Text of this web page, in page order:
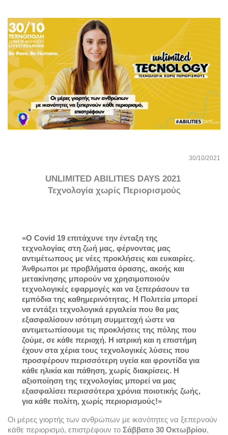
30/10/2021
UNLIMITED ABILITIES DAYS 2021
Τεχνολογία χωρίς Περιορισμούς
«Ο Covid 19 επιτάχυνε την ένταξη της
τεχνολογίας στη ζωή μας, φέρνοντας μας
αντιμέτωπους με νέες προκλήσεις και ευκαιρίες.
Άνθρωποι με προβλήματα όρασης, ακοής και
μετακίνησης μπορούν να χρησιμοποιούν
τεχνολογικές εφαρμογές και να ξεπεράσουν τα
εμπόδια της καθημερινότητας. H Πολιτεία μπορεί
να εντάξει τεχνολογικά εργαλεία που θα μας
εξασφαλίσουν ισότιμη συμμετοχή ώστε να
αντιμετωπίσουμε τις προκλήσεις της πόλης που
ζούμε, σε κάθε περιοχή. Η ιατρική και η επιστήμη
έχουν στα χέρια τους τεχνολογικές λύσεις που
προσφέρουν περισσότερη υγεία και φροντίδα για
κάθε ηλικία και πάθηση, χωρίς διακρίσεις. Η
αξιοποίηση της τεχνολογίας μπορεί να μας
εξασφαλίσει περισσότερα χρόνια ποιοτικής ζωής,
για κάθε πολίτη, χωρίς περιορισμούς!»
Οι μέρες γιορτής των ανθρώπων με ικανότητες να ξεπερνούν
κάθε περιορισμό, επιστρέφουν το Σάββατο 30 Οκτωβρίου,